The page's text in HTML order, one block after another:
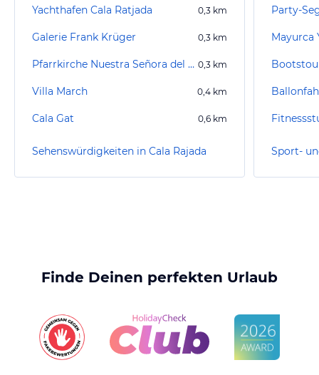
Yachthafen Cala Ratjada 0,3 km
Galerie Frank Krüger 0,3 km
Pfarrkirche Nuestra Señora del Carmen 0,3 km
Villa March 0,4 km
Cala Gat 0,6 km
Sehenswürdigkeiten in Cala Rajada
Mayurca
Finde Deinen perfekten Urlaub